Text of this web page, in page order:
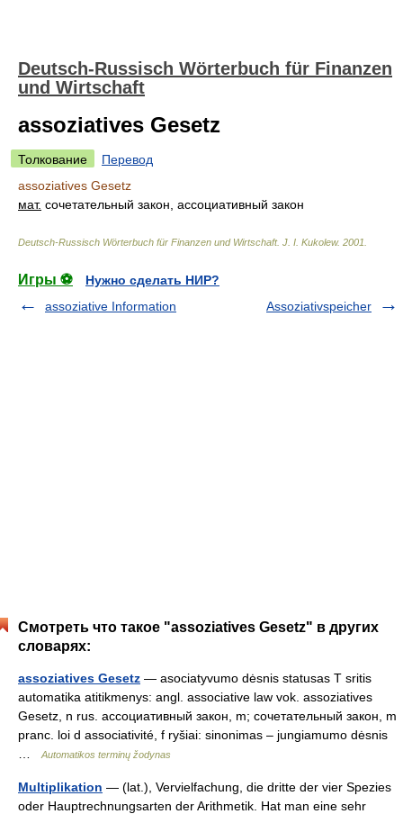
Deutsch-Russisch Wörterbuch für Finanzen
und Wirtschaft
assoziatives Gesetz
Толкование
Перевод
assoziatives Gesetz
мат. сочетательный закон, ассоциативный закон
Deutsch-Russisch Wörterbuch für Finanzen und Wirtschaft. J. I. Kukolew. 2001
Игры ⚽
Нужно сделать НИР?
assoziative Information
Assoziativspeicher
Смотреть что такое "assoziatives Gesetz" в других
словарях:
assoziatives Gesetz — asociatyvumo dėsnis statusas T sritis
automatika atitikmenys: angl. associative law vok. assoziatives
Gesetz, n rus. ассоциативный закон, m; сочетательный закон, m
pranc. loi d associativité, f ryšiai: sinonimas – jungiamumo dėsnis
Automatikos terminų žodynas
Multiplikation — (lat.), Vervielfachung, die dritte der vier Spezies
oder Hauptrechnungsarten der Arithmetik. Hat man eine sehr